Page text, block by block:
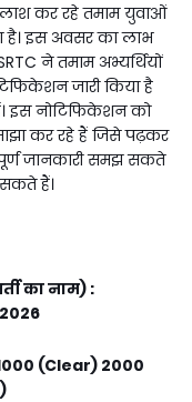
कर रहे तमाम युवाओं
इस अवसर का लाभ
ने तमाम अभ्यर्थियों
जारी किया है
इस नोटिफिकेशन को
कर रहे हैं जिसे पढ़कर
जानकारी समझ सकते
हैं।
का नाम) :
2026
(Clear) 2000